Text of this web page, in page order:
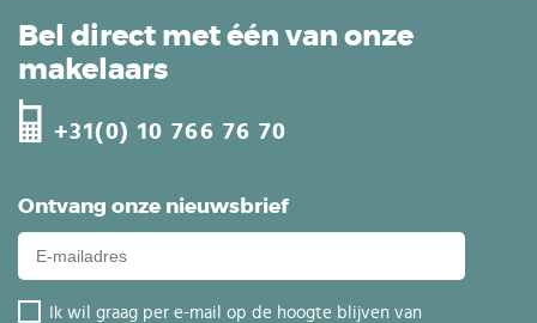
Ontvang onze nieuwsbrief
Ik wil graag per e-mail op de hoogte blijven van
Bel direct met één van onze
makelaars
+31(0) 10 766 76 70